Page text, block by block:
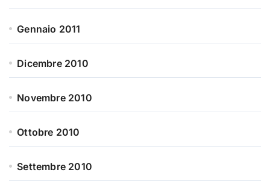
Gennaio 2011
Dicembre 2010
Novembre 2010
Ottobre 2010
Settembre 2010